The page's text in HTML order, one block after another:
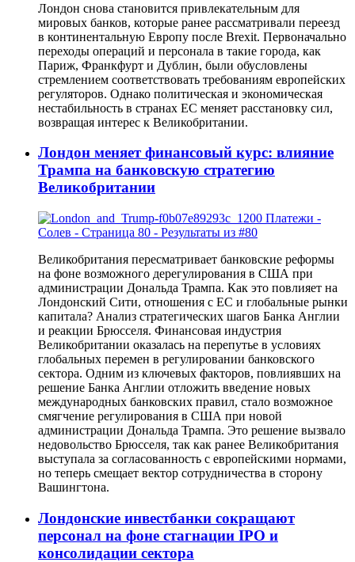
Лондон снова становится привлекательным для
мировых банков, которые ранее рассматривали переезд
в континентальную Европу после Brexit. Первоначально
переходы операций и персонала в такие города, как
Париж, Франкфурт и Дублин, были обусловлены
стремлением соответствовать требованиям европейских
регуляторов. Однако политическая и экономическая
нестабильность в странах ЕС меняет расстановку сил,
возвращая интерес к Великобритании.
Лондон меняет финансовый курс: влияние
Трампа на банковскую стратегию
Великобритании
Великобритания пересматривает банковские реформы
на фоне возможного дерегулирования в США при
администрации Дональда Трампа. Как это повлияет на
Лондонский Сити, отношения с ЕС и глобальные рынки
капитала? Анализ стратегических шагов Банка Англии
и реакции Брюсселя. Финансовая индустрия
Великобритании оказалась на перепутье в условиях
глобальных перемен в регулировании банковского
сектора. Одним из ключевых факторов, повлиявших на
решение Банка Англии отложить введение новых
международных банковских правил, стало возможное
смягчение регулирования в США при новой
администрации Дональда Трампа. Это решение вызвало
недовольство Брюсселя, так как ранее Великобритания
выступала за согласованность с европейскими нормами,
но теперь смещает вектор сотрудничества в сторону
Вашингтона.
Лондонские инвестбанки сокращают
персонал на фоне стагнации IPO и
консолидации сектора